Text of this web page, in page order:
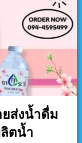
ส่งน้ำดื่ม
ตน้ำ